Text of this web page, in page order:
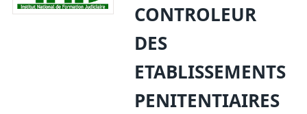
CONTROLEUR
DES
ETABLISSEMENTS
PENITENTIAIRES